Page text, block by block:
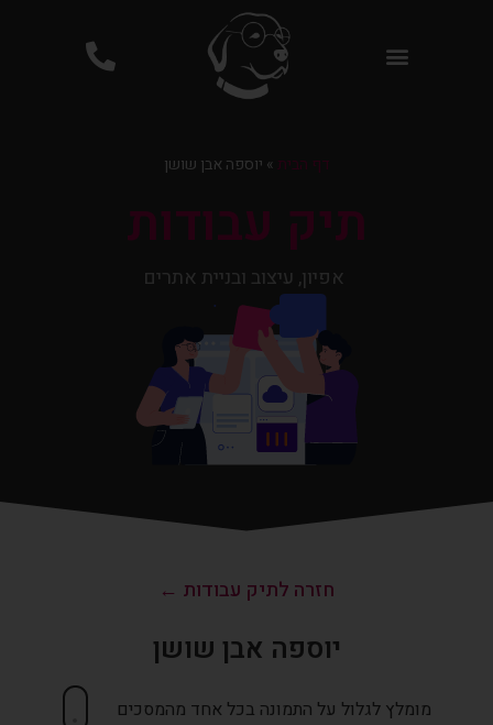
דף הבית» יוספה אבן שושן
תיק עבודות
אפיון, עיצוב ובניית אתרים
חזרה לתיק עבודות ←
יוספה אבן שושן
מומלץ לגלול על התמונה בכל אחד מהמסכים